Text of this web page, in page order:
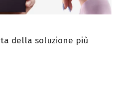
della soluzione più